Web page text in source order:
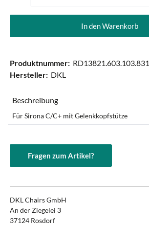
In den Warenkorb
Produktnummer: RD13821.603.103.831
Hersteller: DKL
Beschreibung
Für Sirona C/C+ mit Gelenkkopfstütze
Fragen zum Artikel?
DKL Chairs GmbH
An der Ziegelei 3
37124 Rosdorf